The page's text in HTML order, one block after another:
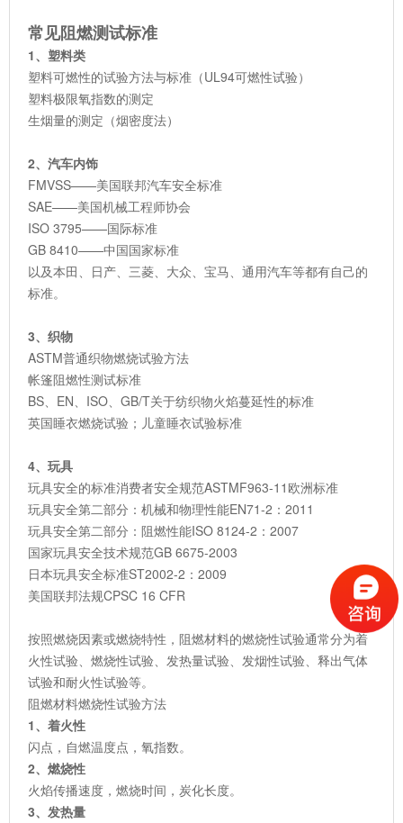
常见阻燃测试标准
1、塑料类
塑料可燃性的试验方法与标准（UL94可燃性试验）
塑料极限氧指数的测定
生烟量的测定（烟密度法）
2、汽车内饰
FMVSS——美国联邦汽车安全标准
SAE——美国机械工程师协会
ISO 3795——国际标准
GB 8410——中国国家标准
以及本田、日产、三菱、大众、宝马、通用汽车等都有自己的
标准。
3、织物
ASTM普通织物燃烧试验方法
帐篷阻燃性测试标准
BS、EN、ISO、GB/T关于纺织物火焰蔓延性的标准
英国睡衣燃烧试验；儿童睡衣试验标准
4、玩具
玩具安全的标准消费者安全规范ASTMF963-11欧洲标准
玩具安全第二部分：机械和物理性能EN71-2：2011
玩具安全第二部分：阻燃性能ISO 8124-2：2007
国家玩具安全技术规范GB 6675-2003
日本玩具安全标准ST2002-2：2009
美国联邦法规CPSC 16 CFR
按照燃烧因素或燃烧特性，阻燃材料的燃烧性试验通常分为着
火性试验、燃烧性试验、发热量试验、发烟性试验、释出气体
试验和耐火性试验等。
阻燃材料燃烧性试验方法
1、着火性
闪点，自燃温度点，氧指数。
2、燃烧性
火焰传播速度，燃烧时间，炭化长度。
3、发热量